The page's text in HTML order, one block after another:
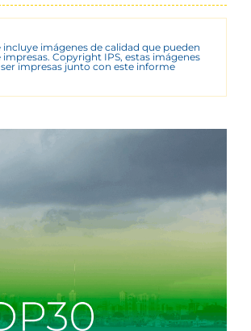
incluye imágenes de calidad que pueden
impresas. Copyright IPS, estas imágenes
impresas junto con este informe